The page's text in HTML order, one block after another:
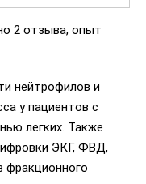
2 отзыва, опыт
нейтрофилов и
у пациентов с
легких. Также
ЭКГ, ФВД,
фракционного